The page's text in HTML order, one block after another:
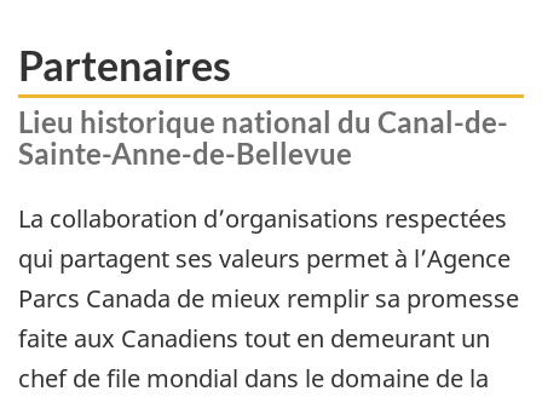
Partenaires
Lieu historique national du Canal-de-
Sainte-Anne-de-Bellevue
La collaboration d’organisations respectées
qui partagent ses valeurs permet à l’Agence
Parcs Canada de mieux remplir sa promesse
faite aux Canadiens tout en demeurant un
chef de file mondial dans le domaine de la